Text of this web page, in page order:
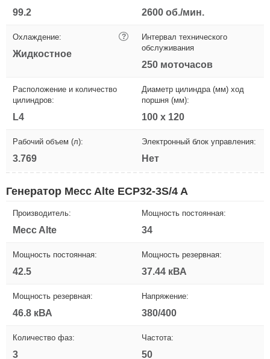
99.2 2600 об./мин.
Охлаждение: ?
Жидкостное
Интервал технического
обслуживания
250 моточасов
Расположение и количество
цилиндров:
L4
Диаметр цилиндра (мм) ход
поршня (мм):
100 х 120
Рабочий объем (л):
3.769
Электронный блок управления:
Нет
Генератор Mecc Alte ECP32-3S/4 A
Производитель:
Mecc Alte
Мощность постоянная:
34
Мощность постоянная:
42.5
Мощность резервная:
37.44 кВА
Мощность резервная:
46.8 кВА
Напряжение:
380/400
Количество фаз:
3
Частота:
50